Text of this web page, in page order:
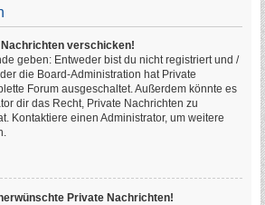
verschicken!
geben: Entweder bist du nicht registriert und /
die Board-Administration hat Private
Forum ausgeschaltet. Außerdem könnte es
dir das Recht, Private Nachrichten zu
Kontaktiere einen Administrator, um weitere
Private Nachrichten!